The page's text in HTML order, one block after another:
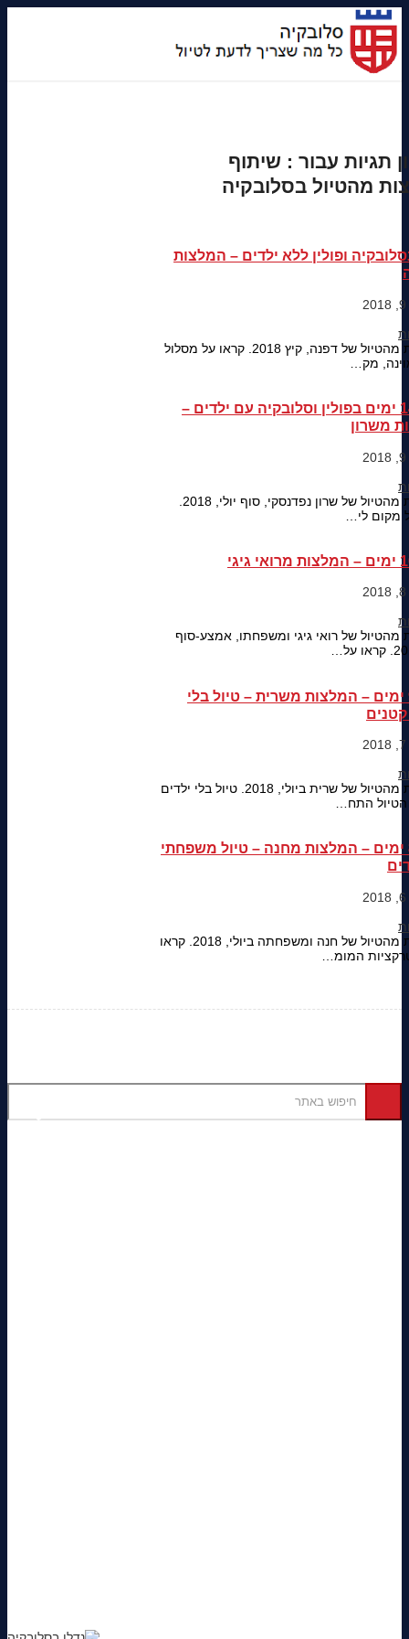
תגיות עבור : שיתוף
מהטיול בסלובקיה
ופולין ללא ילדים – המלצות
המלצות מהטיול של דפנה, קיץ 2018. קראו על מסלול
מק…
טיול 14 ימים בפולין וסלובקיה עם ילדים –
משרון
מקום לי…
מהטיול של רואי גיגי ומשפחתו, אמצע-סוף
טיול 9 ימים – המלצות משרית – טיול בלי
קטנים
המלצות מהטיול של שרית ביולי, 2018. טיול בלי ילדים
התח…
טיול 8 ימים – המלצות מחנה – טיול משפחתי
המלצות מהטיול של חנה ומשפחתה ביולי, 2018. קראו
המומ…